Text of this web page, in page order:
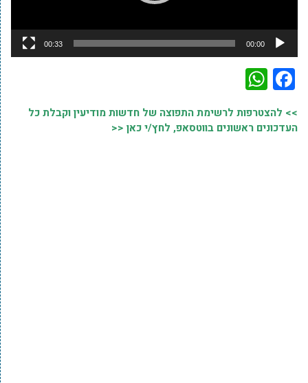
00:00
00:33
Facebook
>> להצטרפות לרשימת התפוצה של חדשות מודיעין וקבלת כל
העדכונים ראשונים בווטסאפ, לחץ/י כאן <<